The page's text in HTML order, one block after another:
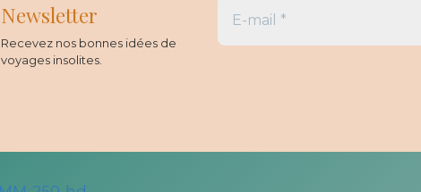
Newsletter
Recevez nos bonnes idées de
voyages insolites.